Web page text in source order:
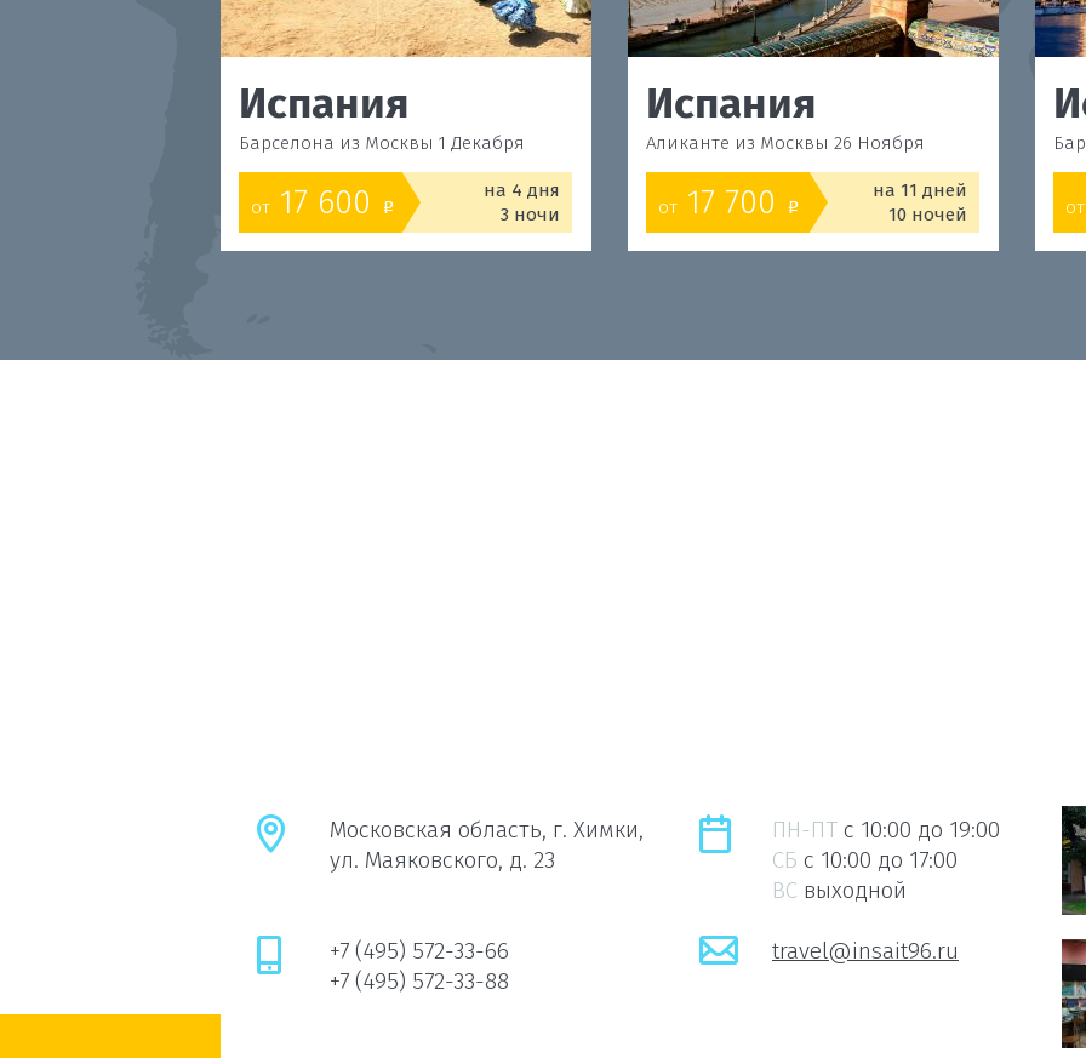
Испания
Барселона из Москвы 1 Декабря
от 17 600 o
на 4 дня
3 ночи
Испания
Аликанте из Москвы 26 Ноября
от 17 700 o
на 11 дней
10 ночей
от
Московская область, г. Химки,
ул. Маяковского, д. 23
+7 (495) 572-33-66
+7 (495) 572-33-88
travel@insait96.ru
ПН-ПТ c 10:00 до 19:00
СБ c 10:00 до 17:00
ВС выходной